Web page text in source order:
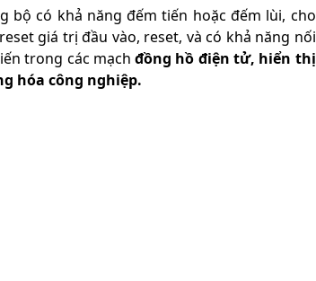
bộ có khả năng đếm tiến hoặc đếm lùi, cho
giá trị đầu vào, reset, và có khả năng nối
trong các mạchđồng hồ điện tử, hiển thị
hóa công nghiệp.